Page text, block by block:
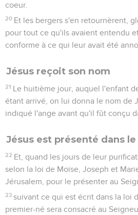
coeur.
20 Et les bergers s'en retournèrent,
pour tout ce qu'ils avaient entendu
conforme à ce qui leur avait été
Jésus reçoit son nom
21 Le huitième jour, auquel l'enfant
étant arrivé, on lui donna le nom de
indiqué l'ange avant qu'il fût conçu
Jésus est présenté dans
22 Et, quand les jours de leur
selon la loi de Moïse, Joseph et
Jérusalem, pour le présenter au
23 suivant ce qui est écrit dans la loi
premier-né sera consacré au